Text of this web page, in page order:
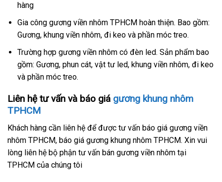
hàng
Gia công gương viền nhôm TPHCM hoàn thiện. Bao gồm:
Gương, khung viền nhôm, đi keo và phần móc treo.
Trường hợp gương viền nhôm có đèn led. Sản phẩm bao
gồm: Gương, phun cát, vật tư led, khung viền nhôm, đi keo
và phần móc treo.
Liên hệ tư vấn và báo giá gương khung nhôm
TPHCM
Khách hàng cần liên hệ để được tư vấn báo giá gương viền
nhôm TPHCM, báo giá gương khung nhôm TPHCM. Xin vui
lòng liên hệ bộ phận tư vấn bán gương viền nhôm tại
TPHCM của chúng tôi